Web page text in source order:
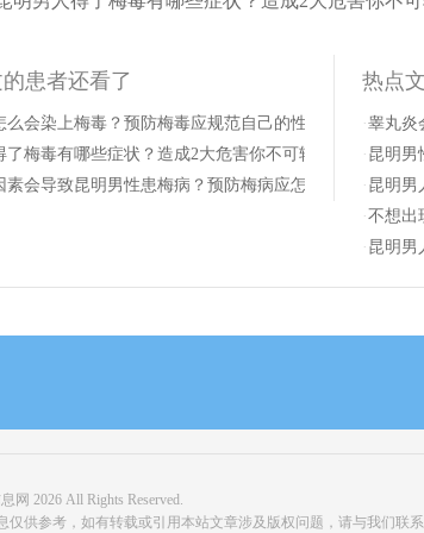
患者还看了
么会染上梅毒？预防梅毒应规范自己的性生活！
了梅毒有哪些症状？造成2大危害你不可轻视！
素会导致昆明男性患梅病？预防梅病应怎么做！
热点
·睾丸炎
· 昆明男
· 昆明男
·不想出
· 昆明男
网 2026 All Rights Reserved.
仅供参考，如有转载或引用本站文章涉及版权问题，请与我们联系